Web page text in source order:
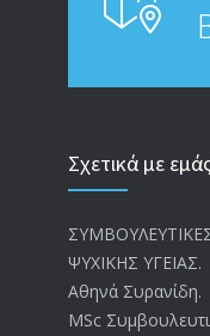
Σχετικά με
ΨΥΧΙΚΗΣ ΥΓΕΙΑΣ.
Αθηνά Συρανίδη.
ΜSc